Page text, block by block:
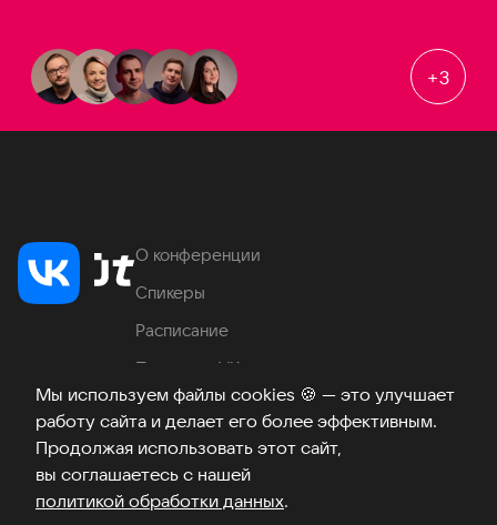
Мы используем файлы cookies 🍪 — это улучшает
работу сайта и делает его более эффективным.
Продолжая использовать этот сайт,
вы соглашаетесь с нашей
политикой обработки данных.
+3
О конференции
Спикеры
Расписание
Продукты VK
Место проведения
Часто задаваемые вопросы
ТелеграмВКонтакте
Хабр